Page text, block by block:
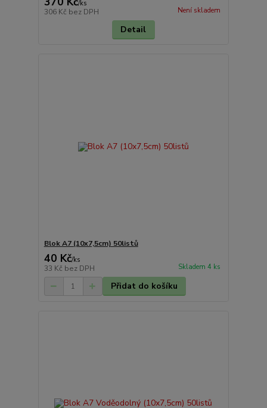
/ks
306 Kč bez DPH Není skladem
Detail
Blok A7 (10x7,5cm) 50listů
40 Kč/ks
33 Kč bez DPH Skladem 4 ks
Přidat do košíku